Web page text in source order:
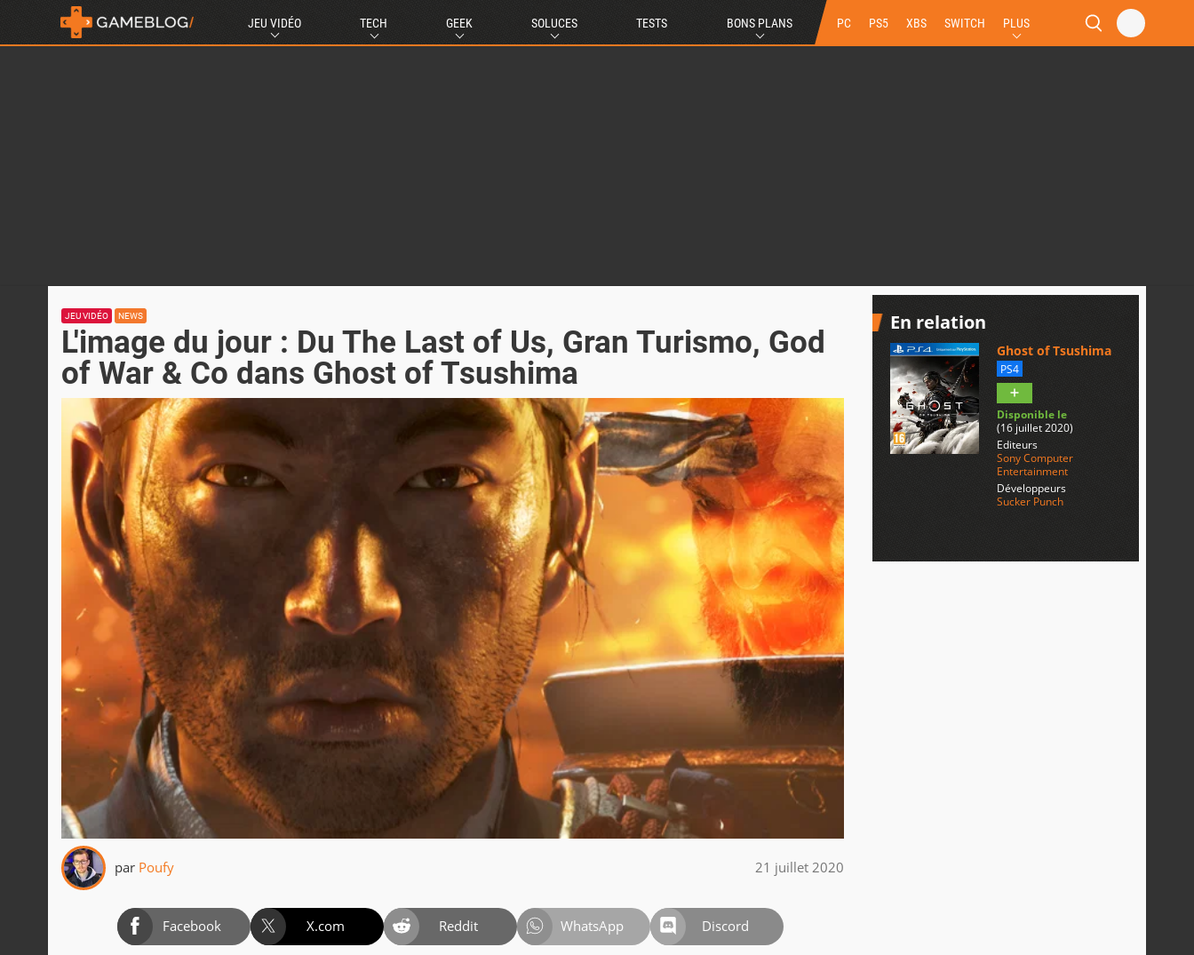
JEU VIDÉO TECH GEEK SOLUCES TESTS BONS PLANS PC PS5 XBS SWITCH PLUS
JEU VIDÉO NEWS
L'image du jour : Du The Last of Us, Gran Turismo, God
of War & Co dans Ghost of Tsushima
par Poufy 21 juillet 2020
Facebook X.com Reddit WhatsApp Discord
En relation
Ghost of Tsushima
PS4
Disponible le
(16 juillet 2020)
Editeurs
Sony Computer
Entertainment
Développeurs
Sucker Punch